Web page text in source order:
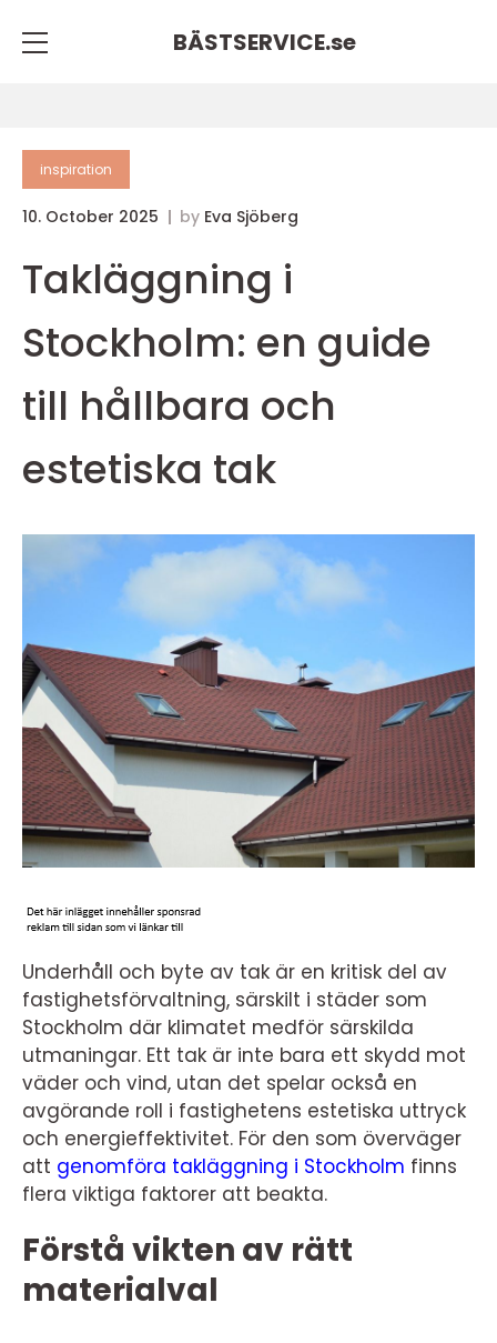
BÄSTSERVICE.se
inspiration
10. October 2025 by Eva Sjöberg
Takläggning i
Stockholm: en guide
till hållbara och
estetiska tak
Underhåll och byte av tak är en kritisk del av
fastighetsförvaltning, särskilt i städer som
Stockholm där klimatet medför särskilda
utmaningar. Ett tak är inte bara ett skydd mot
väder och vind, utan det spelar också en
avgörande roll i fastighetens estetiska uttryck
och energieffektivitet. För den som överväger
att genomföra takläggning i Stockholm finns
flera viktiga faktorer att beakta.
Förstå vikten av rätt
materialval